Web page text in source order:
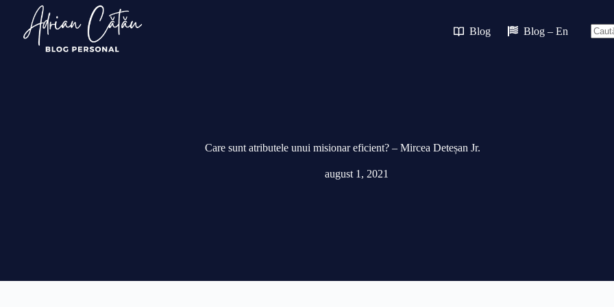
conținut
Blog
Blog – En
Care sunt atributele unui misionar eficient? – Mircea Deteșan Jr.
august 1, 2021